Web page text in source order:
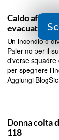
Caldo afoso
evacuato e
Un incendio è
Palermo per il
diverse squadre
per spegnere
Aggiungi
Donna colta
118